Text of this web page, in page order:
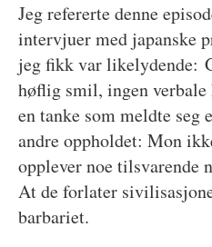
Jeg refererte denne
intervjuer med japanske
jeg fikk var likelydende:
høflig smil, ingen verbale
en tanke som meldte seg
andre oppholdet: Mon
opplever noe tilsvarende
At de forlater
barbariet.